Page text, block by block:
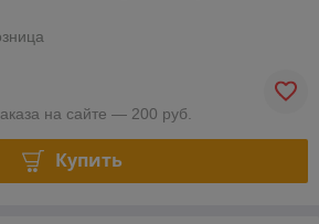
на сайте — 200 руб.
Купить